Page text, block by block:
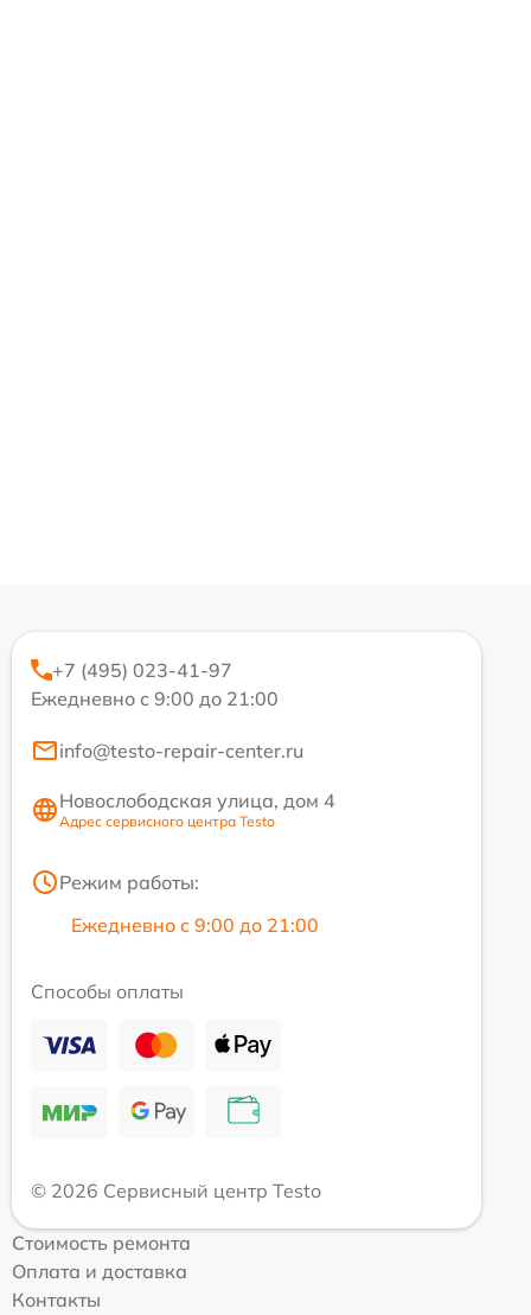
+7 (495) 023-41-97
Ежедневно с 9:00 до 21:00
info@testo-repair-center.ru
Новослободская улица, дом 4
Адрес сервисного центра Testo
Режим работы:
Ежедневно с 9:00 до 21:00
Способы оплаты
© 2026 Сервисный центр Testo
Стоимость ремонта
Оплата и доставка
Контакты